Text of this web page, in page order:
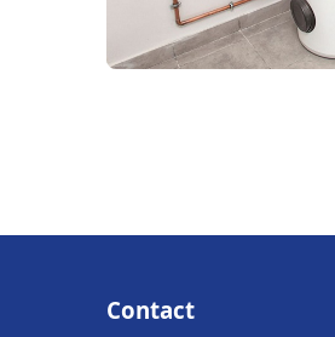
Contact